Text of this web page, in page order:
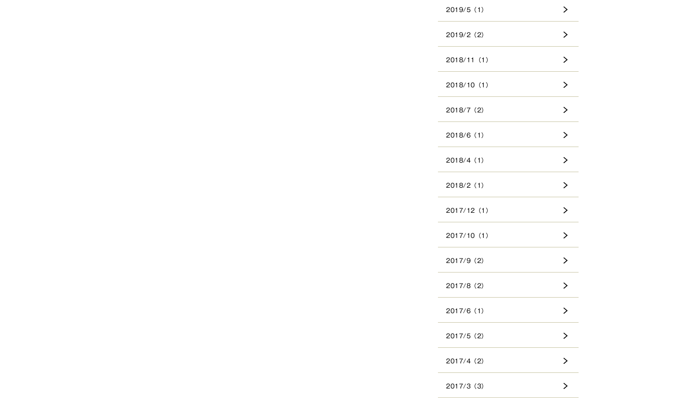
2019/5（1）
2019/2（2）
2018/11（1）
2018/10（1）
2018/7（2）
2018/6（1）
2018/4（1）
2018/2（1）
2017/12（1）
2017/10（1）
2017/9（2）
2017/8（2）
2017/6（1）
2017/5（2）
2017/4（2）
2017/3（3）